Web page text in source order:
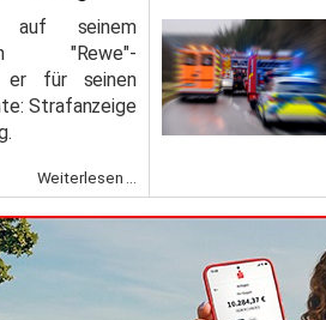
auf seinem
"Rewe"-
er für seinen
Strafanzeige
Weiterlesen ...